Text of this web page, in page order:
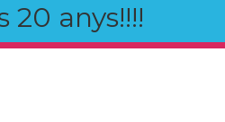
20 anys!!!!